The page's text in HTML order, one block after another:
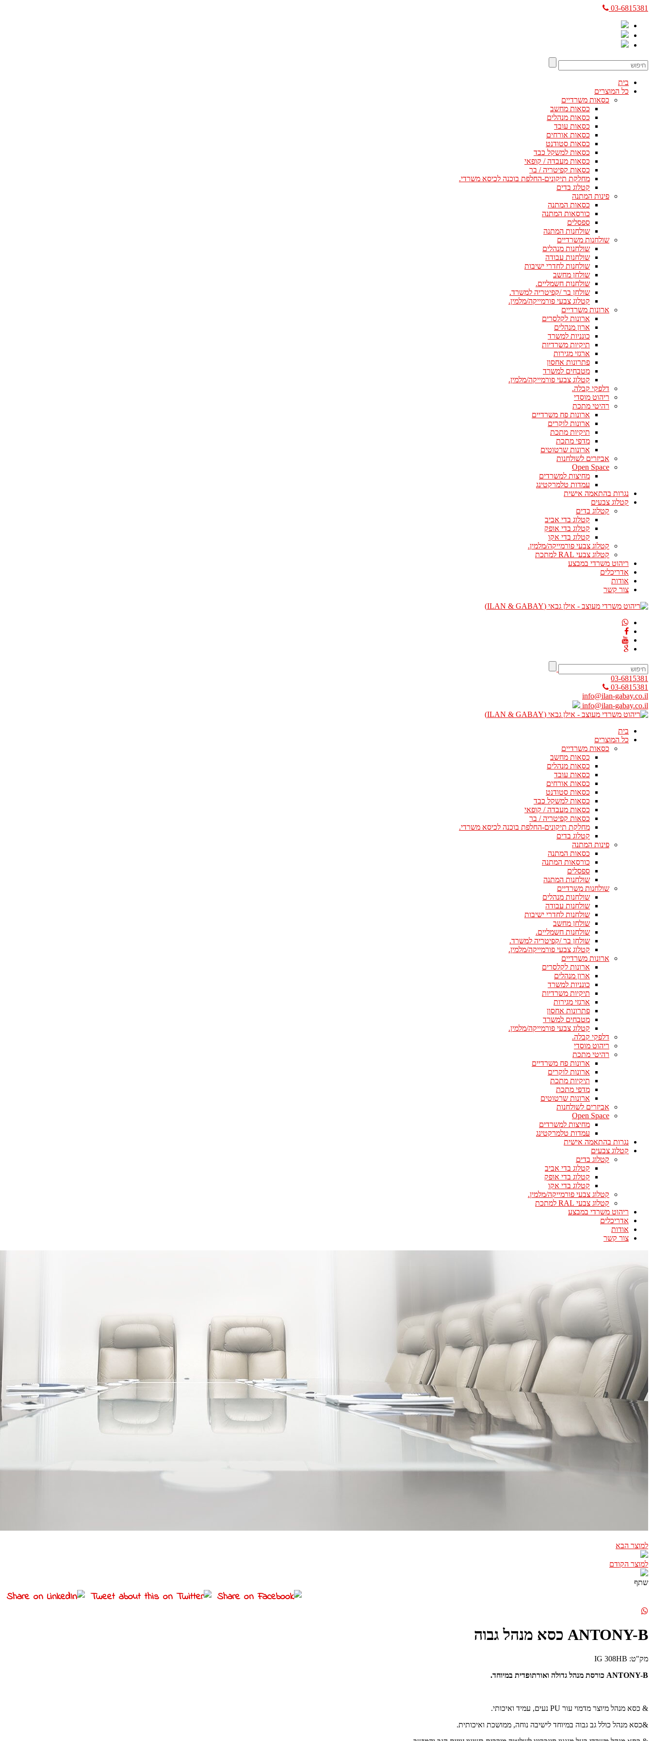
03-6815381
בית
כל המוצרים
כסאות משרדיים
כסאות מחשב
כסאות מנהלים
כסאות עובד
כסאות אורחים
כסאות סטודנט
כסאות למשקל כבד
כסאות מעבדה / קופאי
כסאות קפיטריה / בר
מחלקת תיקונים-החלפת בוכנה לכיסא משרדי.
קטלוג בדים
פינות המתנה
כסאות המתנה
כורסאות המתנה
ספסלים
שולחנות המתנה
שולחנות משרדיים
שולחנות מנהלים
שולחנות עבודה
שולחנות לחדרי ישיבות
שולחן מחשב
שולחנות חשמליים.
שולחן בר /קפיטריה למשרד.
קטלוג צבעי פורמייקה/מלמין.
ארונות משרדיים
ארונות לקלסרים
ארון מנהלים
כונניות למשרד
תיקיות משרדיות
ארגזי מגירות
פתרונות אחסון
מטבחים למשרד
קטלוג צבעי פורמייקה/מלמין.
דלפקי קבלה.
ריהוט מוסדי
רהיטי מתכת
ארונות פח משרדיים
ארונות לוקרים
תיקיות מתכת
מדפי מתכת
ארונות שרטוטים
אביזרים לשולחנות
Open Space
מחיצות למשרדים
עמדות טלמרקטינג
נגרות בהתאמה אישית
קטלוג צבעים
קטלוג בדים
קטלוג בדי אביב
קטלוג בדי אופק
קטלוג בדי אקו
קטלוג צבעי פורמייקה/מלמין.
קטלוג צבעי RAL למתכת
ריהוט משרדי במבצע
אדריכלים
אודות
צור קשר
03-6815381
03-6815381
info@ilan-gabay.co.il
info@ilan-gabay.co.il
בית
כל המוצרים
כסאות משרדיים
כסאות מחשב
כסאות מנהלים
כסאות עובד
כסאות אורחים
כסאות סטודנט
כסאות למשקל כבד
כסאות מעבדה / קופאי
כסאות קפיטריה / בר
מחלקת תיקונים-החלפת בוכנה לכיסא משרדי.
קטלוג בדים
פינות המתנה
כסאות המתנה
כורסאות המתנה
ספסלים
שולחנות המתנה
שולחנות משרדיים
שולחנות מנהלים
שולחנות עבודה
שולחנות לחדרי ישיבות
שולחן מחשב
שולחנות חשמליים.
שולחן בר /קפיטריה למשרד.
קטלוג צבעי פורמייקה/מלמין.
ארונות משרדיים
ארונות לקלסרים
ארון מנהלים
כונניות למשרד
תיקיות משרדיות
ארגזי מגירות
פתרונות אחסון
מטבחים למשרד
קטלוג צבעי פורמייקה/מלמין.
דלפקי קבלה.
ריהוט מוסדי
רהיטי מתכת
ארונות פח משרדיים
ארונות לוקרים
תיקיות מתכת
מדפי מתכת
ארונות שרטוטים
אביזרים לשולחנות
Open Space
מחיצות למשרדים
עמדות טלמרקטינג
נגרות בהתאמה אישית
קטלוג צבעים
קטלוג בדים
קטלוג בדי אביב
קטלוג בדי אופק
קטלוג בדי אקו
קטלוג צבעי פורמייקה/מלמין.
קטלוג צבעי RAL למתכת
ריהוט משרדי במבצע
אדריכלים
אודות
צור קשר
למוצר הבא
למוצר הקודם
שתף
ANTONY-B כסא מנהל גבוה
מק"ט: IG 308HB
ANTONY-B כורסת מנהל גדולה ואורתופדית במיוחד.
& כסא מנהל מיוצר מדמוי עור PU נעים, עמיד ואיכותי.
&כסא מנהל כולל גב גבוה במיוחד לישיבה נוחה, ממושכת ואיכותית.